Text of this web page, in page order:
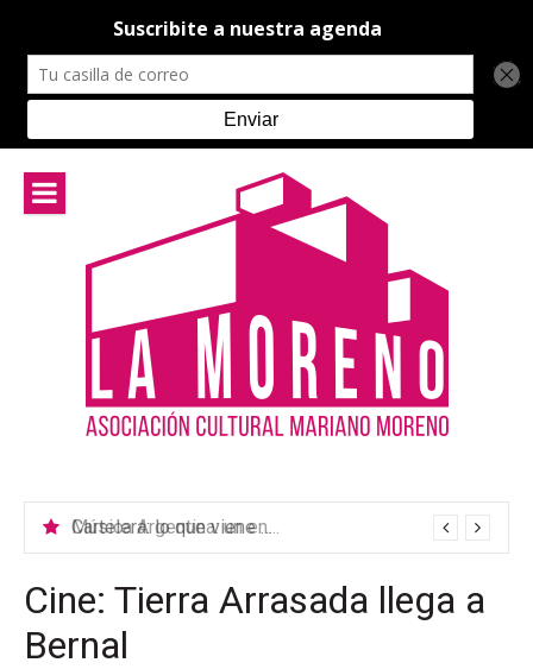
contenido
Música Argentina: un encuentro para celebrar la diversidad cultural
Cine: Tierra Arrasada llega a
Bernal